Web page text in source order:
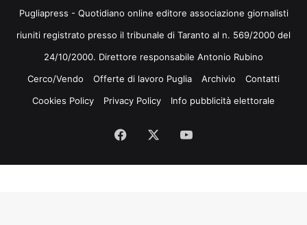
Pugliapress - Quotidiano online editore associazione giornalisti
riuniti registrato presso il tribunale di Taranto al n. 569/2000 del
24/10/2000. Direttore responsabile Antonio Rubino
Cerco/Vendo
Offerte di lavoro Puglia Archivio
Contatti
Cookies Policy
Privacy Policy Info pubblicità elettorale
Facebook
Tube